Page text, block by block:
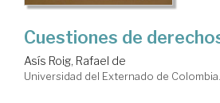
Cuestiones de
Asís Roig, Rafael de
Universidad del Externado de